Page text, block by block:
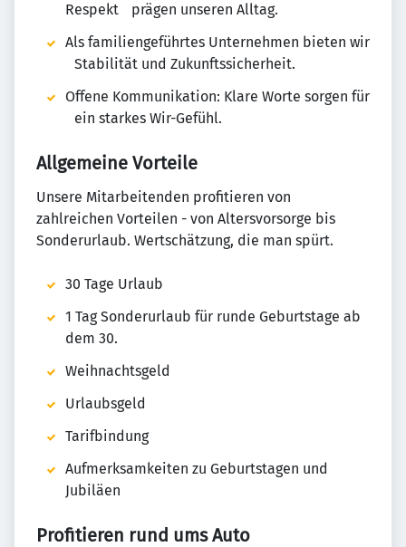
Respekt prägen unseren Alltag.
Als familiengeführtes Unternehmen bieten wir
Stabilität und Zukunftssicherheit.
Offene Kommunikation: Klare Worte sorgen für
ein starkes Wir-Gefühl.
Allgemeine Vorteile
Unsere Mitarbeitenden profitieren von
zahlreichen Vorteilen - von Altersvorsorge bis
Sonderurlaub. Wertschätzung, die man spürt.
30 Tage Urlaub
1 Tag Sonderurlaub für runde Geburtstage ab
dem 30.
Weihnachtsgeld
Urlaubsgeld
Tarifbindung
Aufmerksamkeiten zu Geburtstagen und
Jubiläen
Profitieren rund ums Auto